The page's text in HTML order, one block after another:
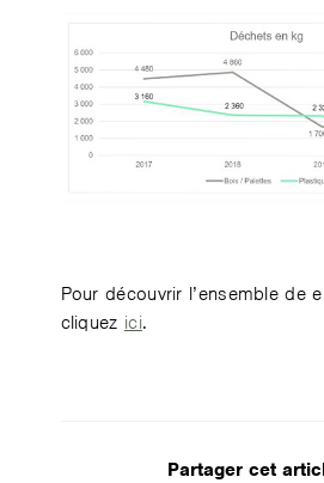
Pour découvrir l’ensemble de
cliquez ici.
Partager cet